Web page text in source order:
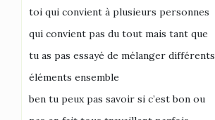
toi qui convient à plusieurs personnes
qui convient pas du tout mais tant que
tu as pas essayé de mélanger différents
éléments ensemble
ben tu peux pas savoir si c’est bon ou